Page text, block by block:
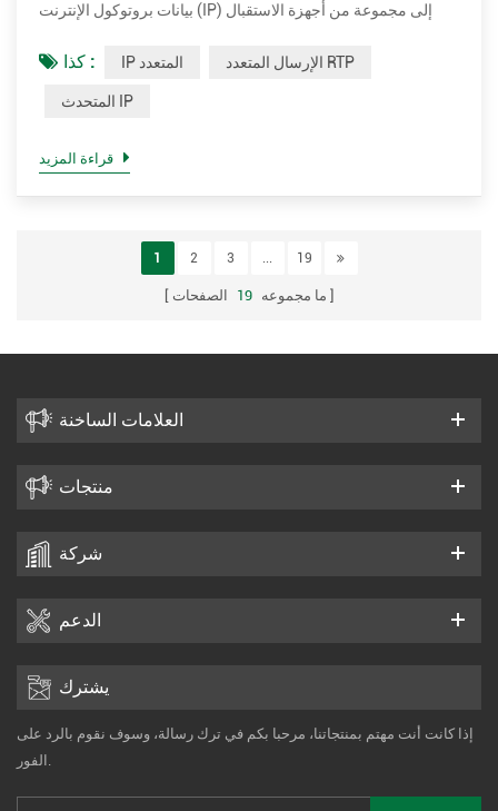
بيانات بروتوكول الإنترنت (IP) إلى مجموعة من أجهزة الاستقبال
IP ويستخدم لتدفق الوسائط وتطبيقات الشبكة الأخرى. يستخدم كتل
عناوين الإرسال المتعدد المحجوزة خصيصًا في IPv4 و IPv6. IP
كذا : IP المتعدد الإرسال المتعدد RTP
المتحدث IP
قراءة المزيد
1 2 3 ... 19
ما مجموعه 19 الصفحات
العلامات الساخنة
منتجات
شركة
الدعم
يشترك
إذا كانت أنت مهتم بمنتجاتنا، مرحبا بكم في ترك رسالة، وسوف نقوم بالرد على
الفور.